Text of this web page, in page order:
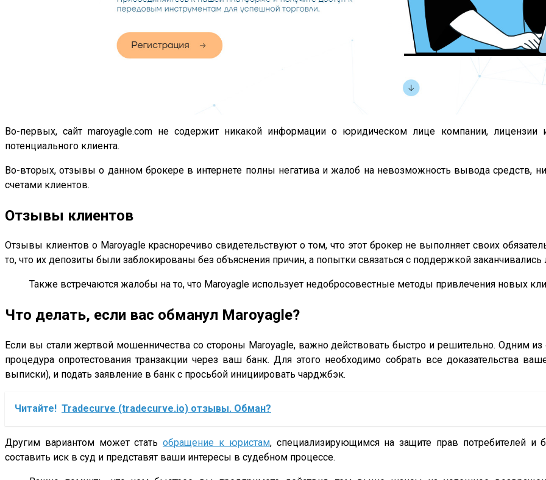
Во-первых, сайт maroyagle.com не содержит никакой информации о юридическом лице компании,
потенциального клиента.
Во-вторых, отзывы о данном брокере в интернете полны негатива и жалоб на невозможность вывода средств,
счетами клиентов.
Отзывы клиентов
Отзывы клиентов о Maroyagle красноречиво свидетельствуют о том, что этот брокер не выполняет своих
то, что их депозиты были заблокированы без объяснения причин, а попытки связаться с поддержкой
Также встречаются жалобы на то, что Maroyagle использует недобросовестные методы привлечения новых
Что делать, если вас обманул Maroyagle?
Если вы стали жертвой мошенничества со стороны Maroyagle, важно действовать быстро и решительно. Одним
процедура опротестования транзакции через ваш банк. Для этого необходимо собрать все доказательства
выписки), и подать заявление в банк с просьбой инициировать чарджбэк.
Читайте! Tradecurve (tradecurve.io) отзывы. Обман?
Другим вариантом может статьобращение к юристам, специализирующимся на защите прав потребителей
составить иск в суд и представят ваши интересы в судебном процессе.